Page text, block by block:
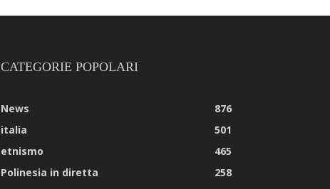
CATEGORIE POPOLARI
News
876
italia
501
etnismo
465
Polinesia in diretta
258